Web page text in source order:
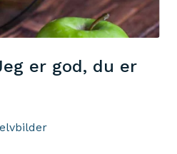
er god, du er